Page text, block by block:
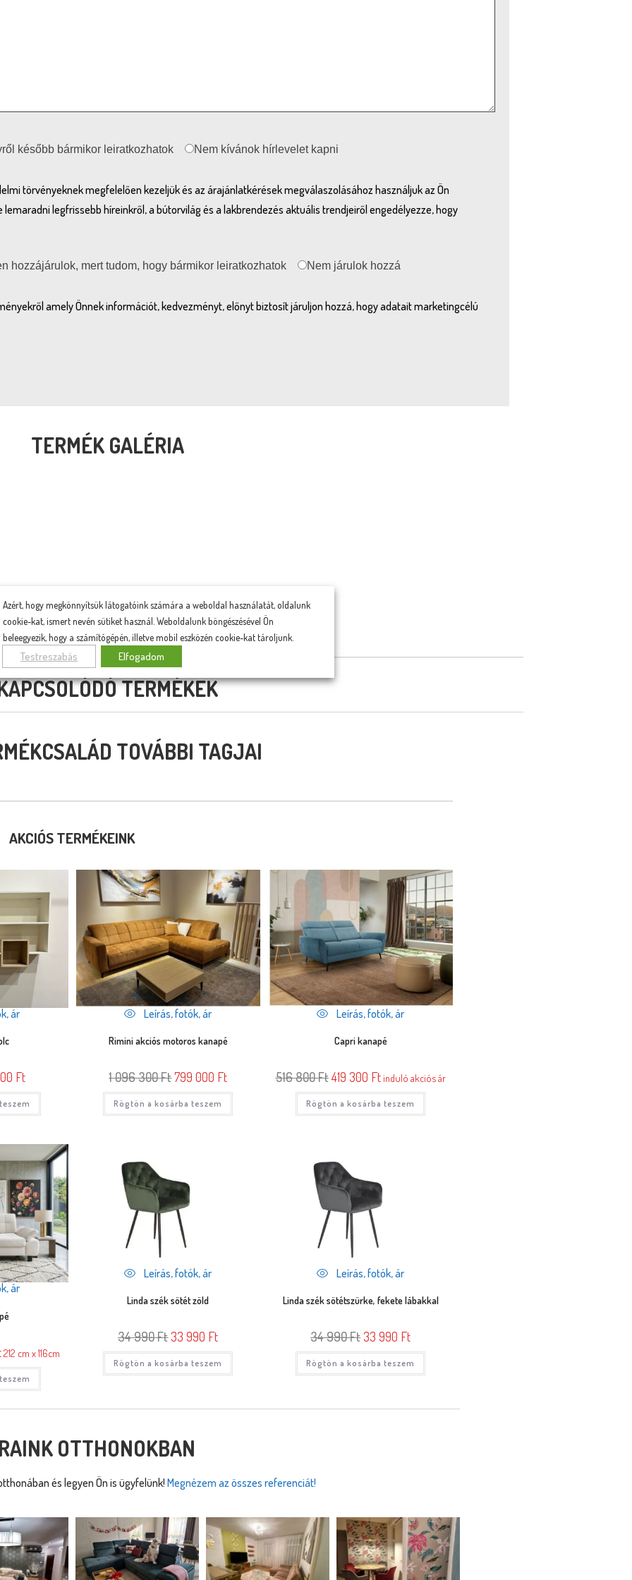
később bármikor leiratkozhatok Nem kívánok hírlevelet kapni
törvényeknek megfelelően kezeljük és az árajánlatkérések megválaszolásához használjuk az Ön
legfrissebb híreinkről, a bútorvilág és a lakbrendezés aktuális trendjeiről engedélyezze, hogy
hozzájárulok, mert tudom, hogy bármikor leiratkozhatok Nem járulok hozzá
amely Önnek információt, kedvezményt, előnyt biztosít járuljon hozzá, hogy adatait marketingcélú
TERMÉK GALÉRIA
TERMÉKEK
TOVÁBBI TAGJAI
AKCIÓS TERMÉKEINK
ár
Ft
Leírás, fotók, ár
Rimini akciós motoros kanapé
1 096 300Ft799 000 Ft
Rögtön a kosárba teszem
Leírás, fotók, ár
Capri kanapé
516 800Ft419 300 Ftinduló akciós ár
Rögtön a kosárba teszem
ár
212 cm x 116cm
Leírás, fotók, ár
Linda szék sötét zöld
34 990Ft 33 990 Ft
Rögtön a kosárba teszem
Leírás, fotók, ár
Linda szék sötétszürke, fekete lábakkal
34 990Ft 33 990 Ft
Rögtön a kosárba teszem
OTTHONOKBAN
és legyen Ön is ügyfelünk! Megnézem az összes referenciát!
Azért, hogy megkönnyítsük látogatóink számára a weboldal használatát, oldalunk
cookie-kat, ismert nevén sütiket használ. Weboldalunk böngészésével Ön
beleegyezik, hogy a számítógépén, illetve mobil eszközén cookie-kat tároljunk.
Testreszabás Elfogadom